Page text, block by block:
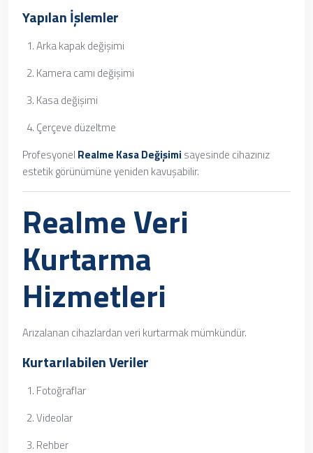
Yapılan İşlemler
Arka kapak değişimi
Kamera camı değişimi
Kasa değişimi
Çerçeve düzeltme
Profesyonel Realme Kasa Değişimi sayesinde cihazınız
estetik görünümüne yeniden kavuşabilir.
Realme Veri
Kurtarma
Hizmetleri
Arızalanan cihazlardan veri kurtarmak mümkündür.
Kurtarılabilen Veriler
Fotoğraflar
Videolar
Rehber